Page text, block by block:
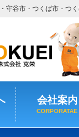
守谷市・つくば市・つ
会社案内
CORPORATAE